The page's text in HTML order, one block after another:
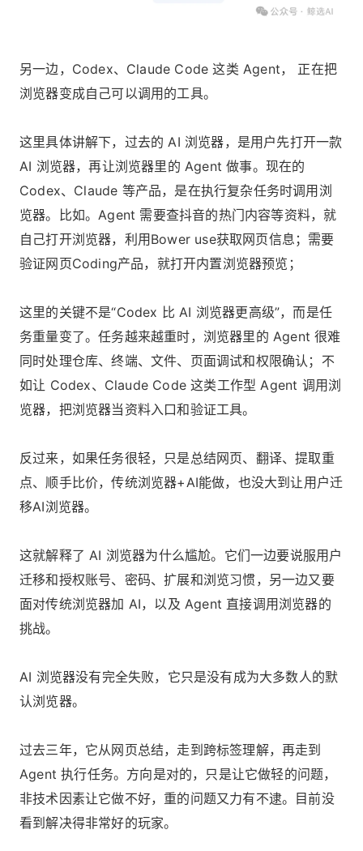
另一边，Codex、Claude Code 这类 Agent， 正在把
浏览器变成自己可以调用的工具。
这里具体讲解下，过去的 AI 浏览器，是用户先打开一款
AI 浏览器，再让浏览器里的 Agent 做事。现在的
Codex、Claude 等产品，是在执行复杂任务时调用浏
览器。比如。Agent 需要查抖音的热门内容等资料，就
自己打开浏览器，利用Bower use获取网页信息；需要
验证网页Coding产品，就打开内置浏览器预览；
这里的关键不是“Codex 比 AI 浏览器更高级”，而是任
务重量变了。任务越来越重时，浏览器里的 Agent 很难
同时处理仓库、终端、文件、页面调试和权限确认；不
如让 Codex、Claude Code 这类工作型 Agent 调用浏
览器，把浏览器当资料入口和验证工具。
反过来，如果任务很轻，只是总结网页、翻译、提取重
点、顺手比价，传统浏览器+AI能做，也没大到让用户迁
移AI浏览器。
这就解释了 AI 浏览器为什么尴尬。它们一边要说服用户
迁移和授权账号、密码、扩展和浏览习惯，另一边又要
面对传统浏览器加 AI，以及 Agent 直接调用浏览器的
挑战。
AI 浏览器没有完全失败，它只是没有成为大多数人的默
认浏览器。
过去三年，它从网页总结，走到跨标签理解，再走到
Agent 执行任务。方向是对的，只是让它做轻的问题，
非技术因素让它做不好，重的问题又力有不逮。目前没
看到解决得非常好的玩家。